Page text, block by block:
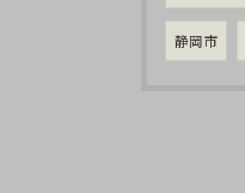
静岡市